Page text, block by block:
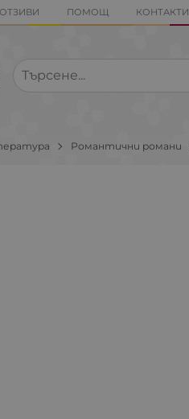
ОТЗИВИ ПОМОЩ КОНТАКТИ
Романтични романи